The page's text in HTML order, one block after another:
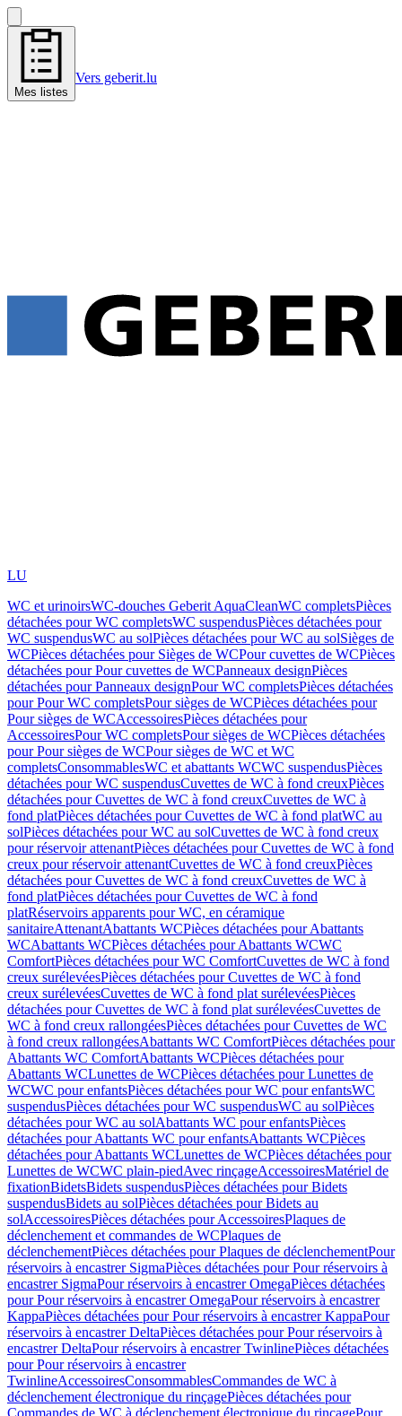
Mes listes
Vers geberit.lu
LU
WC et urinoirsWC-douches Geberit AquaCleanWC completsPièces
détachées pour WC completsWC suspendusPièces détachées pour
WC suspendusWC au solPièces détachées pour WC au solSièges de
WCPièces détachées pour Sièges de WCPour cuvettes de WCPièces
détachées pour Pour cuvettes de WCPanneaux designPièces
détachées pour Panneaux designPour WC completsPièces détachées
pour Pour WC completsPour sièges de WCPièces détachées pour
Pour sièges de WCAccessoiresPièces détachées pour
AccessoiresPour WC completsPour sièges de WCPièces détachées
pour Pour sièges de WCPour sièges de WC et WC
completsConsommablesWC et abattants WCWC suspendusPièces
détachées pour WC suspendusCuvettes de WC à fond creuxPièces
détachées pour Cuvettes de WC à fond creuxCuvettes de WC à
fond platPièces détachées pour Cuvettes de WC à fond platWC au
solPièces détachées pour WC au solCuvettes de WC à fond creux
pour réservoir attenantPièces détachées pour Cuvettes de WC à fond
creux pour réservoir attenantCuvettes de WC à fond creuxPièces
détachées pour Cuvettes de WC à fond creuxCuvettes de WC à
fond platPièces détachées pour Cuvettes de WC à fond
platRéservoirs apparents pour WC, en céramique
sanitaireAttenantAbattants WCPièces détachées pour Abattants
WCAbattants WCPièces détachées pour Abattants WCWC
ComfortPièces détachées pour WC ComfortCuvettes de WC à fond
creux surélevéesPièces détachées pour Cuvettes de WC à fond
creux surélevéesCuvettes de WC à fond plat surélevéesPièces
détachées pour Cuvettes de WC à fond plat surélevéesCuvettes de
WC à fond creux rallongéesPièces détachées pour Cuvettes de WC
à fond creux rallongéesAbattants WC ComfortPièces détachées pour
Abattants WC ComfortAbattants WCPièces détachées pour
Abattants WCLunettes de WCPièces détachées pour Lunettes de
WCWC pour enfantsPièces détachées pour WC pour enfantsWC
suspendusPièces détachées pour WC suspendusWC au solPièces
détachées pour WC au solAbattants WC pour enfantsPièces
détachées pour Abattants WC pour enfantsAbattants WCPièces
détachées pour Abattants WCLunettes de WCPièces détachées pour
Lunettes de WCWC plain-piedAvec rinçageAccessoiresMatériel de
fixationBidetsBidets suspendusPièces détachées pour Bidets
suspendusBidets au solPièces détachées pour Bidets au
solAccessoiresPièces détachées pour AccessoiresPlaques de
déclenchement et commandes de WCPlaques de
déclenchementPièces détachées pour Plaques de déclenchementPour
réservoirs à encastrer SigmaPièces détachées pour Pour réservoirs à
encastrer SigmaPour réservoirs à encastrer OmegaPièces détachées
pour Pour réservoirs à encastrer OmegaPour réservoirs à encastrer
KappaPièces détachées pour Pour réservoirs à encastrer KappaPour
réservoirs à encastrer DeltaPièces détachées pour Pour réservoirs à
encastrer DeltaPour réservoirs à encastrer TwinlinePièces détachées
pour Pour réservoirs à encastrer
TwinlineAccessoiresConsommablesCommandes de WC à
déclenchement électronique du rinçagePièces détachées pour
Commandes de WC à déclenchement électronique du rinçagePour